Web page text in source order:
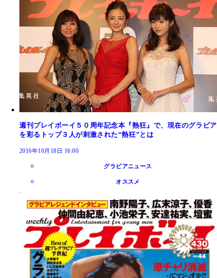
週刊プレイボーイ５０周年記念本『熱狂』で、現在のグラビア
を彩るトップ３人が刺激された“熱狂”とは
2016年10月18日 16:00
グラビアニュース
オススメ